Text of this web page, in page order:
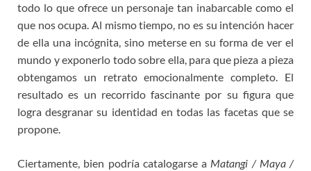
todo lo que ofrece un personaje tan inabarcable como el
que nos ocupa. Al mismo tiempo, no es su intención hacer
de ella una incógnita, sino meterse en su forma de ver el
mundo y exponerlo todo sobre ella, para que pieza a pieza
obtengamos un retrato emocionalmente completo. El
resultado es un recorrido fascinante por su figura que
logra desgranar su identidad en todas las facetas que se
propone.
Ciertamente, bien podría catalogarse a Matangi / Maya /